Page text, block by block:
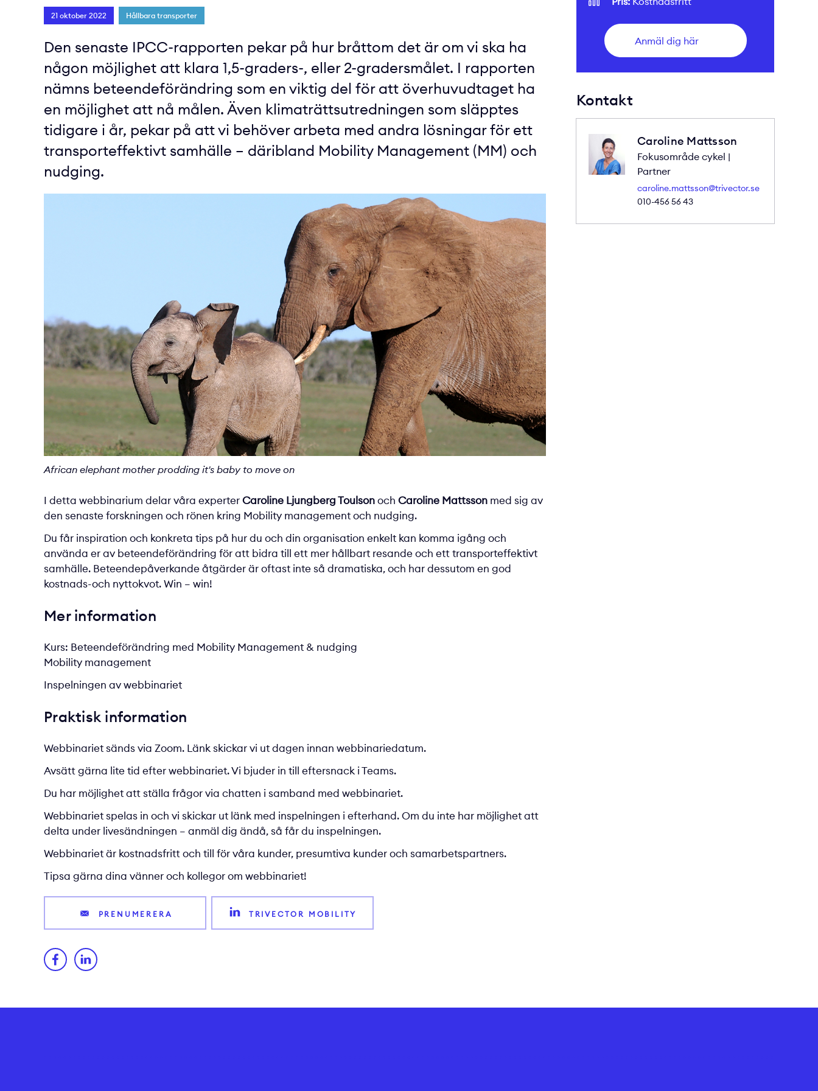
Anmäl dig här
Kontakt
Caroline Mattsson
Fokusområde cykel |
Partner
caroline.mattsson@trivector.se
010-456 56 43
21 oktober 2022 Hållbara transporter
Den senaste IPCC-rapporten pekar på hur bråttom det är om vi ska ha
någon möjlighet att klara 1,5-graders-, eller 2-gradersmålet. I rapporten
nämns beteendeförändring som en viktig del för att överhuvudtaget ha
en möjlighet att nå målen. Även klimaträttsutredningen som släpptes
tidigare i år, pekar på att vi behöver arbeta med andra lösningar för ett
transporteffektivt samhälle – däribland Mobility Management (MM) och
nudging.
African elephant mother prodding it's baby to move on
I detta webbinarium delar våra experterCaroline Ljungberg Toulsonoch Caroline Mattsson med sig av
den senaste forskningen och rönen kring Mobility management och nudging.
Du får inspiration och konkreta tips på hur du och din organisation enkelt kan komma igång och
använda er av beteendeförändring för att bidra till ett mer hållbart resande och ett transporteffektivt
samhälle. Beteendepåverkande åtgärder är oftast inte så dramatiska, och har dessutom en god
kostnads-och nyttokvot. Win – win!
Mer information
Kurs: Beteendeförändring med Mobility Management & nudging
Mobility management
Inspelningen av webbinariet
Praktisk information
Webbinariet sänds via Zoom. Länk skickar vi ut dagen innan webbinariedatum.
Avsätt gärna lite tid efter webbinariet. Vi bjuder in till eftersnack i Teams.
Du har möjlighet att ställa frågor via chatten i samband med webbinariet.
Webbinariet spelas in och vi skickar ut länk med inspelningen i efterhand. Om du inte har möjlighet att
delta under livesändningen – anmäl dig ändå, så får du inspelningen.
Webbinariet är kostnadsfritt och till för våra kunder, presumtiva kunder och samarbetspartners.
Tipsa gärna dina vänner och kollegor om webbinariet!
PRENUMERERA TRIVECTOR MOBILITY